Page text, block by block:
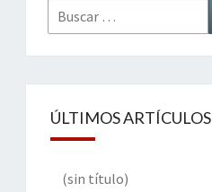
Buscar
por:
ÚLTIMOS ARTÍCULOS
(sin título)